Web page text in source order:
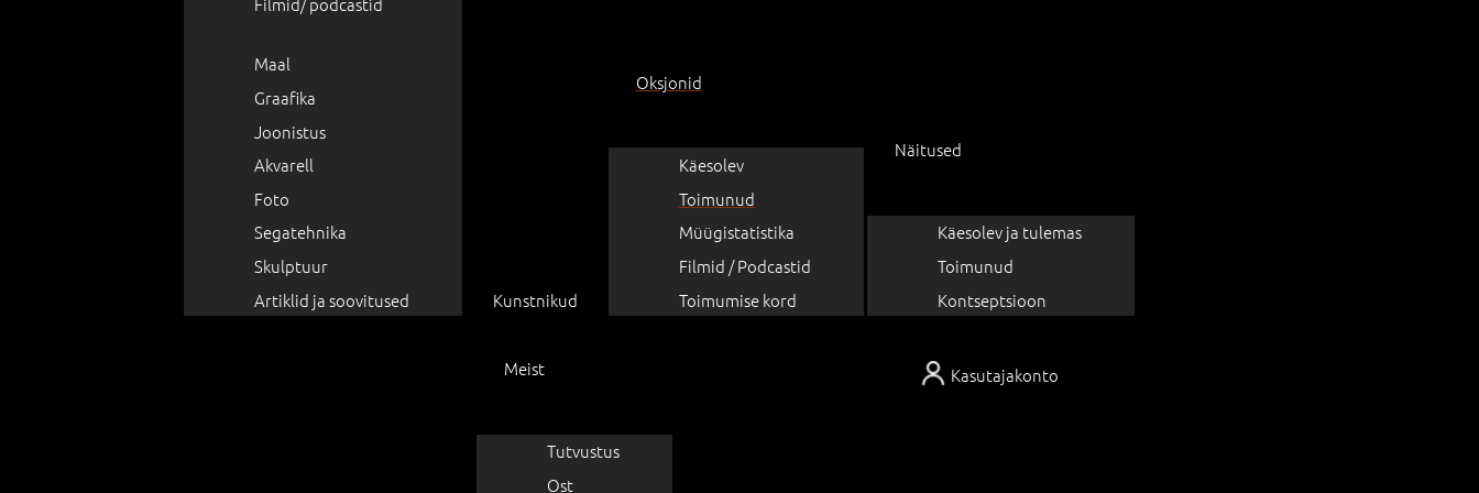
Kasutajakonto
Maal
Graafika
Joonistus
Akvarell
Foto
Segatehnika
Skulptuur
Artiklid ja soovitused
Kunstnikud
Oksjonid
Käesolev
Toimunud
Müügistatistika
Filmid / Podcastid
Toimumise kord
Näitused
Käesolev ja tulemas
Toimunud
Kontseptsioon
Meist
Tutvustus
Ost